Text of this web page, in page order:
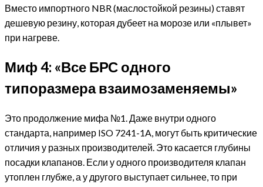
Вместо импортного NBR (маслостойкой резины) ставят
дешевую резину, которая дубеет на морозе или «плывет»
при нагреве.
Миф 4: «Все БРС одного
типоразмера взаимозаменяемы»
Это продолжение мифа №1. Даже внутри одного
стандарта, например ISO 7241-1A, могут быть критические
отличия у разных производителей. Это касается глубины
посадки клапанов. Если у одного производителя клапан
утоплен глубже, а у другого выступает сильнее, то при